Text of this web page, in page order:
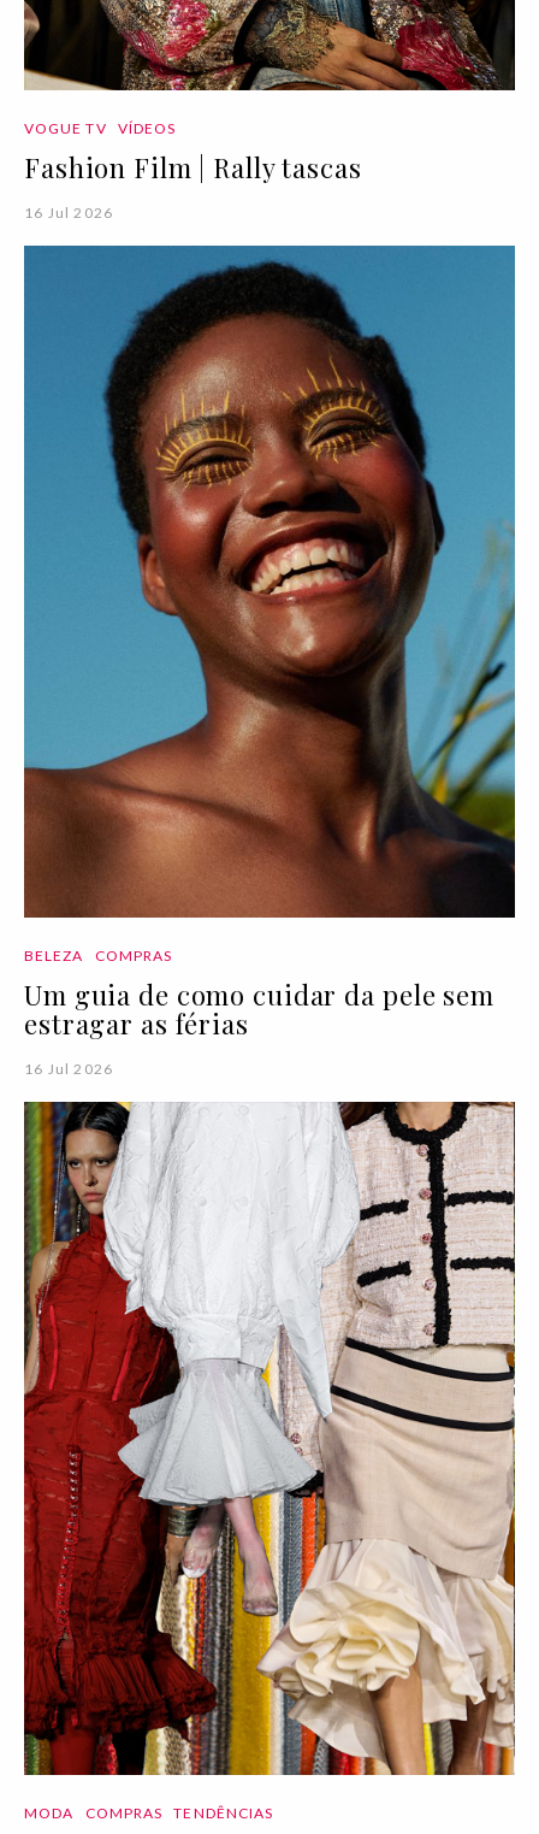
VOGUE TV VÍDEOS
Fashion Film | Rally tascas
16 Jul 2026
BELEZA COMPRAS
Um guia de como cuidar da pele sem
estragar as férias
16 Jul 2026
MODA COMPRAS TENDÊNCIAS